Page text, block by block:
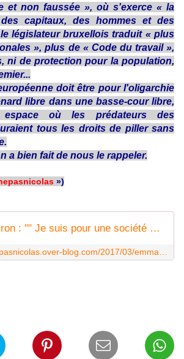
et non faussée », où s'exerce « la
capitaux, des hommes et des
législateur bruxellois traduit « plus
», plus de « Code du travail »,
ni de protection pour la population,
doit être pour l'oligarchie
libre dans une basse-cour libre,
espace où les prédateurs des
tous les droits de piller sans
a bien fait de nous le rappeler.
»)
Emmanuel Macron : "" Je suis pour une société sans statuts " et 29 autres citations du candidat de chez Rothschild et la morale de l'Histoire rappelée par "canempechepasnicolas" - Ça n'empêche pas Nicolas